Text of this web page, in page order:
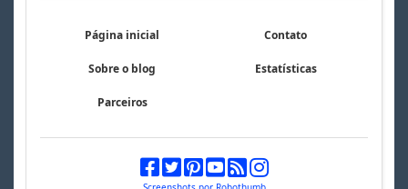
Página inicial Contato
Sobre o blog Estatísticas
Parceiros